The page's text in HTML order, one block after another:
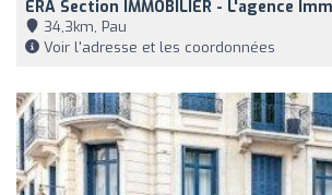
ERA Section IMMOBILIER - L'agence
34,3km, Pau
Voir l'adresse et les coordonnées